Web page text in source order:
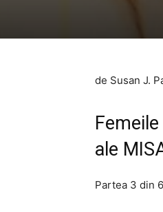
de Susan J.
ale
Partea 3 din